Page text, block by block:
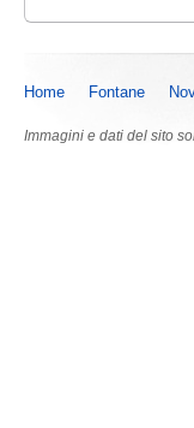
Home Fontane
Immagini e dati del sito